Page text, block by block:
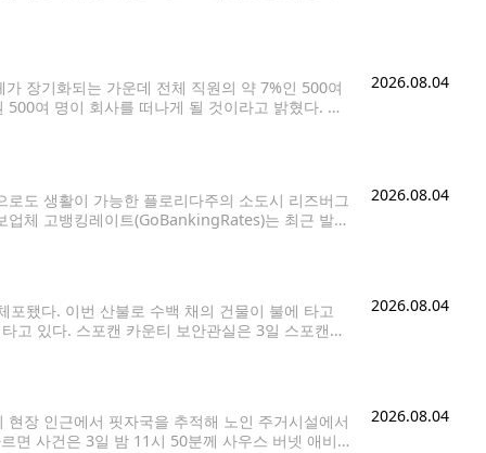
장기화되는 가운데 전체 직원의 약 7%인 500여
여 명이 회사를 떠나게 될 것이라고 밝혔다. 회
2026.08.04
도 생활이 가능한 플로리다주의 소도시 리즈버그
체 고뱅킹레이트(GoBankingRates)는 최근 발표
2026.08.04
됐다. 이번 산불로 수백 채의 건물이 불에 타고
고 있다. 스포캔 카운티 보안관실은 3일 스포캔에
2026.08.04
장 인근에서 핏자국을 추적해 노인 주거시설에서
면 사건은 3일 밤 11시 50분께 사우스 버넷 애비뉴
2026.08.04